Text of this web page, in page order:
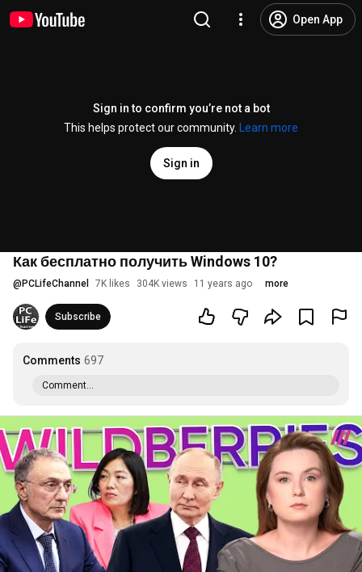
Open App
Sign in to confirm you’re not a bot
This helps protect our community.
Learn more
Sign in
Как бесплатно получить Windows 10?
@ PCLifeChannel 7K likes 304K views 11 years ago more
Subscribe
Comments 697
Comment...